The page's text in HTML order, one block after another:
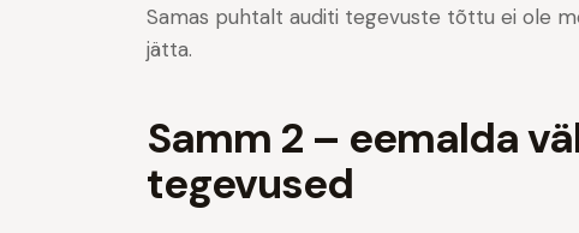
Samas puhtalt auditi tegevuste tõttu ei ole
jätta.
Samm 2 – eemalda
tegevused